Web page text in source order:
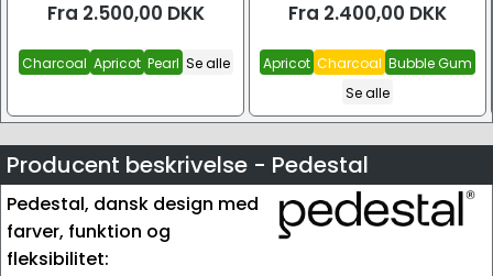
Fra 2.500,00 DKK
Charcoal Apricot Pearl Se alle
Fra 2.400,00 DKK
Apricot Charcoal Bubble Gum
Se alle
Producent beskrivelse - Pedestal
Pedestal, dansk design med
farver, funktion og
fleksibilitet: